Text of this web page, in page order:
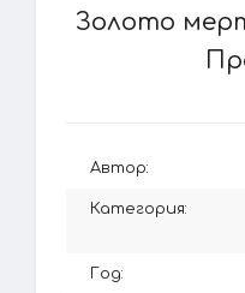
Золото
Автор:
Категория:
Год: